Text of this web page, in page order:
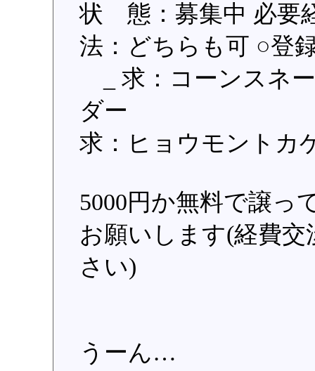
状 態：募集中 必要
法：どちらも可 ○登
_ 求：コーンスネ
ダー
求：ヒョウモントカ
5000円か無料で譲っ
お願いします(経費
さい)
うーん…